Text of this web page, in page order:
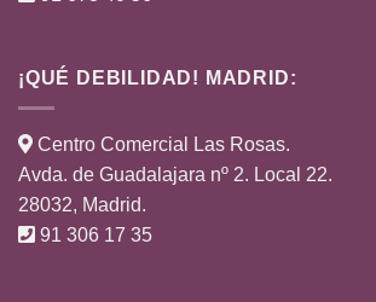
¡QUÉ DEBILIDAD! MADRID:
Centro Comercial Las Rosas.
Avda. de Guadalajara nº 2. Local 22.
28032, Madrid.
91 306 17 35